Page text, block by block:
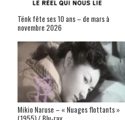
Tënk fête ses 10 ans – de mars à
novembre 2026
Mikio Naruse – « Nuages flottants »